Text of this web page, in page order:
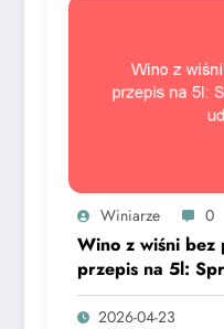
Winiarze 0
Wino z wiśni bez
przepis na 5l:
sekret udanego
2026-04-23